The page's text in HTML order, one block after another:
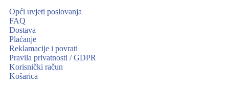
Opći uvjeti poslovanja
FAQ
Dostava
Plaćanje
Reklamacije i povrati
Pravila privatnosti / GDPR
Korisnički račun
Košarica